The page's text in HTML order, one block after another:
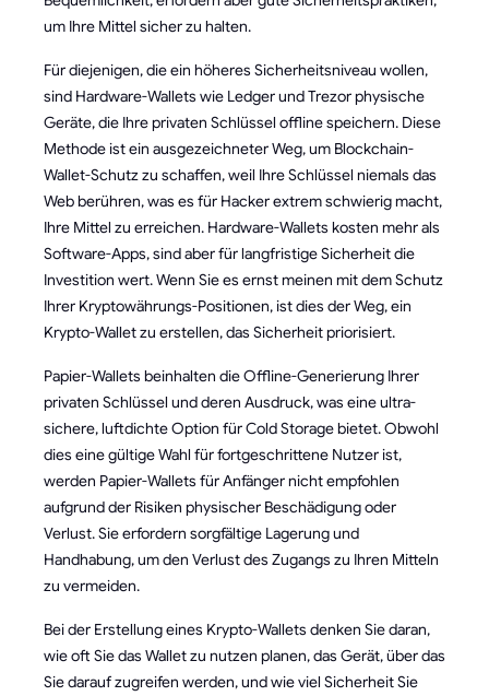
um Ihre Mittel sicher zu halten.
Für diejenigen, die ein höheres Sicherheitsniveau wollen,
sind Hardware-Wallets wie Ledger und Trezor physische
Geräte, die Ihre privaten Schlüssel offline speichern. Diese
Methode ist ein ausgezeichneter Weg, um Blockchain-
Wallet-Schutz zu schaffen, weil Ihre Schlüssel niemals das
Web berühren, was es für Hacker extrem schwierig macht,
Ihre Mittel zu erreichen. Hardware-Wallets kosten mehr als
Software-Apps, sind aber für langfristige Sicherheit die
Investition wert. Wenn Sie es ernst meinen mit dem Schutz
Ihrer Kryptowährungs-Positionen, ist dies der Weg, ein
Krypto-Wallet zu erstellen, das Sicherheit priorisiert.
Papier-Wallets beinhalten die Offline-Generierung Ihrer
privaten Schlüssel und deren Ausdruck, was eine ultra-
sichere, luftdichte Option für Cold Storage bietet. Obwohl
dies eine gültige Wahl für fortgeschrittene Nutzer ist,
werden Papier-Wallets für Anfänger nicht empfohlen
aufgrund der Risiken physischer Beschädigung oder
Verlust. Sie erfordern sorgfältige Lagerung und
Handhabung, um den Verlust des Zugangs zu Ihren Mitteln
zu vermeiden.
Bei der Erstellung eines Krypto-Wallets denken Sie daran,
wie oft Sie das Wallet zu nutzen planen, das Gerät, über das
Sie darauf zugreifen werden, und wie viel Sicherheit Sie